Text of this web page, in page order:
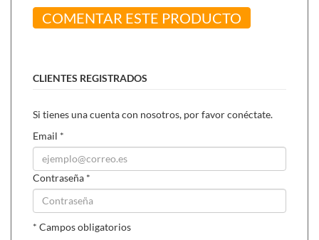
COMENTAR ESTE PRODUCTO
CLIENTES REGISTRADOS
Si tienes una cuenta con nosotros, por favor conéctate.
Email *
Contraseña *
* Campos obligatorios